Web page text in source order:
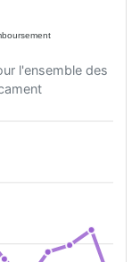
l'ensemble des